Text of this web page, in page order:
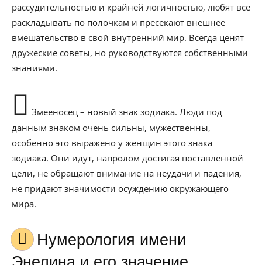
рассудительностью и крайней логичностью, любят все
раскладывать по полочкам и пресекают внешнее
вмешательство в свой внутренний мир. Всегда ценят
дружеские советы, но руководствуются собственными
знаниями.
Змееносец – новый знак зодиака. Люди под
данным знаком очень сильны, мужественны,
особенно это выражено у женщин этого знака
зодиака. Они идут, напролом достигая поставленной
цели, не обращают внимание на неудачи и падения,
не придают значимости осуждению окружающего
мира.
Нумерология имени